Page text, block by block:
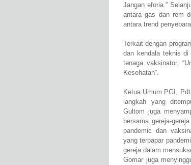
Jangan eforia.”
antara gas dan rem
antara trend
Terkait dengan
dan kendala teknis di
tenaga vaksinator.
Kesehatan”.
Ketua Umum PGI,
langkah yang
Gultom juga
bersama gereja-
pandemic dan
yang terpapar
gereja dalam
Gomar juga